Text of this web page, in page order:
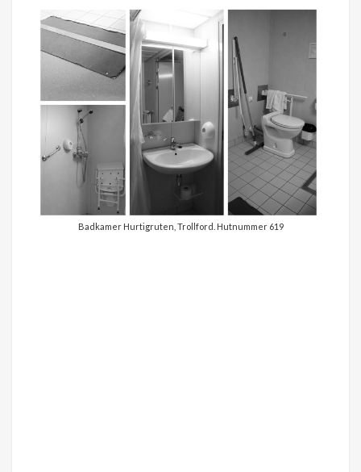
Badkamer Hurtigruten, Trollford. Hutnummer 619